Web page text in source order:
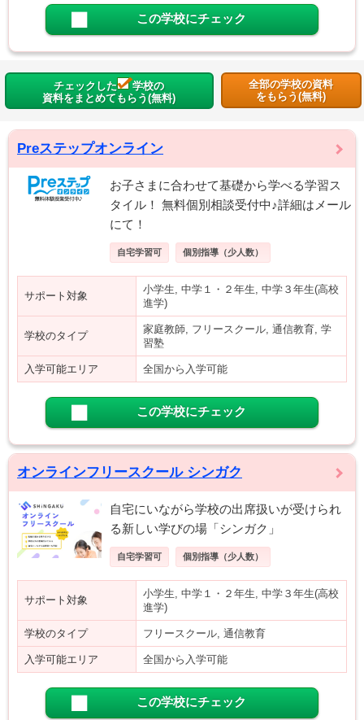
この学校にチェック
チェックした
学校の
資料をまとめてもらう(無料)
全部の学校の資料
をもらう(無料)
Preステップオンライン
お子さまに合わせて基礎から学べる学習ス
タイル！ 無料個別相談受付中♪詳細はメール
にて！
自宅学習可 個別指導（少人数）
サポート対象
小学生, 中学１・２年生, 中学３年生(高校
進学)
学校のタイプ
家庭教師, フリースクール, 通信教育, 学
習塾
入学可能エリア 全国から入学可能
この学校にチェック
オンラインフリースクール シンガク
自宅にいながら学校の出席扱いが受けられ
る新しい学びの場「シンガク」
自宅学習可 個別指導（少人数）
サポート対象
小学生, 中学１・２年生, 中学３年生(高校
進学)
学校のタイプ フリースクール, 通信教育
入学可能エリア 全国から入学可能
この学校にチェック